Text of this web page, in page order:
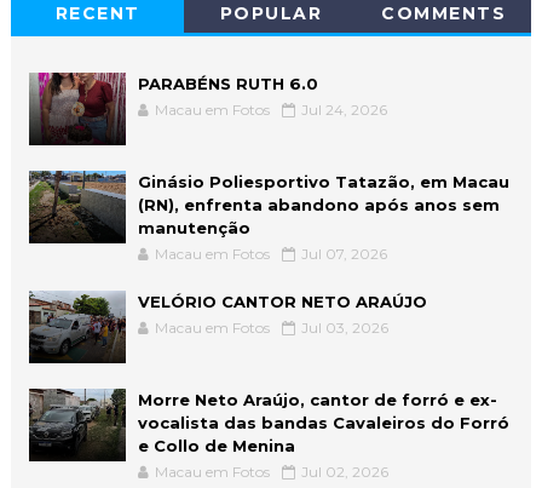
RECENT POPULAR COMMENTS
PARABÉNS RUTH 6.0
Macau em Fotos Jul 24, 2026
Ginásio Poliesportivo Tatazão, em Macau
(RN), enfrenta abandono após anos sem
manutenção
Macau em Fotos Jul 07, 2026
VELÓRIO CANTOR NETO ARAÚJO
Macau em Fotos Jul 03, 2026
Morre Neto Araújo, cantor de forró e ex-
vocalista das bandas Cavaleiros do Forró
e Collo de Menina
Macau em Fotos Jul 02, 2026